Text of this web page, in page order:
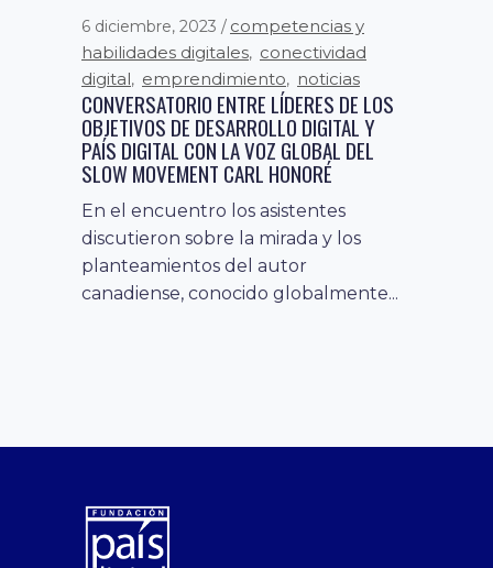
6 diciembre, 2023
competencias y
habilidades digitales, conectividad
digital, emprendimiento, noticias
CONVERSATORIO ENTRE LÍDERES DE LOS
OBJETIVOS DE DESARROLLO DIGITAL Y
PAÍS DIGITAL CON LA VOZ GLOBAL DEL
SLOW MOVEMENT CARL HONORÉ
En el encuentro los asistentes
discutieron sobre la mirada y los
planteamientos del autor
canadiense, conocido globalmente...